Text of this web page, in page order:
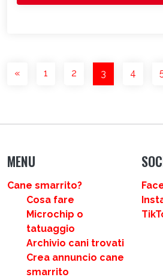
NAVIGAZIONE DEGLI
« 1 2 3 4
MENU
Cane smarrito?
Cosa fare
Microchip o
tatuaggio
Archivio cani trovati
Crea annuncio cane
smarrito